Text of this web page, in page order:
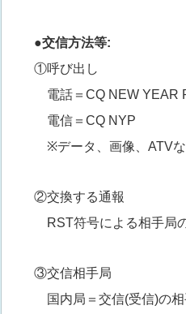
●交信方法等:
①呼び出し
電話＝CQ NEW YEAR
電信＝CQ NYP
※データ、画像、ATVな
②交換する通報
RST符号による相手局
③交信相手局
国内局＝交信(受信)の相